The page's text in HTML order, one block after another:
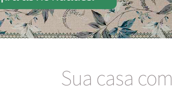
Sua casa com